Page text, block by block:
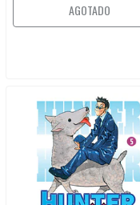
AGOTADO